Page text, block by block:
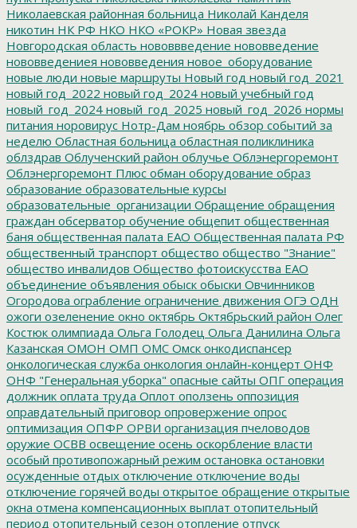
Николаевская районная больница Николай Канделя
никотин НК РФ НКО НКО «РОКР» Новая звезда
Новгородская область нововвведение нововведение
нововведениея нововведения новое_оборудование
новые люди новые маршруты Новый год новый год_2021
новый год_2022 новый год_2024 новый учебный год
новый_год_2024 новый_год_2025 новый_год_2026 нормы
питания норовирус Нотр-Дам ноябрь обзор событий за
неделю Областная больница областная поликлиника
облздрав Облученский район облучье Облэнергоремонт
Облэнергоремонт Плюс обман оборудование образ
образование образовательные курсы
образовательные_организации Обращение обращения
граждан обсерватор обучение общепит общественная
баня общественная палата ЕАО Общественная палата РФ
общественный транспорт общество общество "Знание"
общество инвалидов Общество фотоискусства ЕАО
объединение объявления обыск обыски Овчинников
Огородова ограбление ограничение движения ОГЭ ОДН
ожоги озеленение окно октябрь Октябрьский район Олег
Костюк олимпиада Ольга Голодец Ольга Данилина Ольга
Казанская ОМОН ОМП ОМС Омск онкодиспансер
онкологическая служба онкология онлайн-концерт ОНФ
ОНФ "Генеральная уборка" опасные сайты ОПГ операция
должник оплата труда Оплот оползень оппозиция
оправдательный приговор опровержение опрос
оптимизация ОПФР ОРВИ организация пчеловодов
оружие ОСВВ освещение осень оскорбление власти
особый противопожарный режим остановка остановки
осужденные отдых отключение отключение воды
отключение горячей воды открытое обращение открытые
окна отмена компенсационных выплат отопительный
период отопительный сезон отопление отпуск